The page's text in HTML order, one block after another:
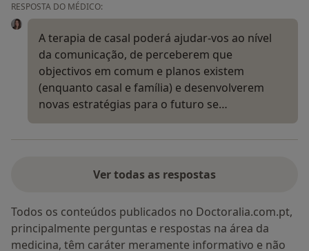
RESPOSTA DO MÉDICO:
A terapia de casal poderá ajudar-vos ao nível
da comunicação, de perceberem que
objectivos em comum e planos existem
(enquanto casal e família) e desenvolverem
novas estratégias para o futuro se…
Ver todas as respostas
Todos os conteúdos publicados no Doctoralia.com.pt,
principalmente perguntas e respostas na área da
medicina, têm caráter meramente informativo e não